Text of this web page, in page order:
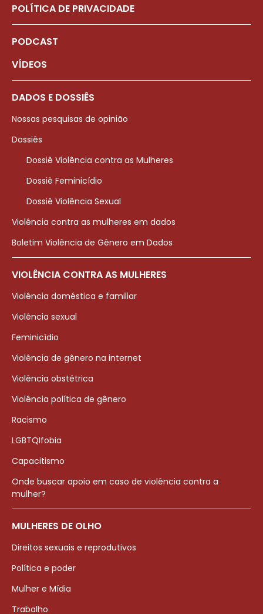
POLÍTICA DE PRIVACIDADE
PODCAST
VÍDEOS
DADOS E DOSSIÊS
Nossas pesquisas de opinião
Dossiês
Dossiê Violência contra as Mulheres
Dossiê Feminicídio
Dossiê Violência Sexual
Violência contra as mulheres em dados
Boletim Violência de Gênero em Dados
VIOLÊNCIA CONTRA AS MULHERES
Violência doméstica e familiar
Violência sexual
Feminicídio
Violência de gênero na internet
Violência obstétrica
Violência política de gênero
Racismo
LGBTQIfobia
Capacitismo
Onde buscar apoio em caso de violência contra a
mulher?
MULHERES DE OLHO
Direitos sexuais e reprodutivos
Política e poder
Mulher e Mídia
Trabalho